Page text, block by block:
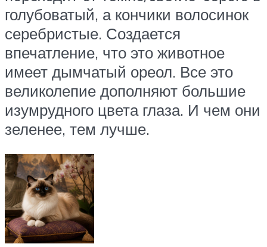
голубоватый, а кончики волосинок
серебристые. Создается
впечатление, что это животное
имеет дымчатый ореол. Все это
великолепие дополняют большие
изумрудного цвета глаза. И чем они
зеленее, тем лучше.